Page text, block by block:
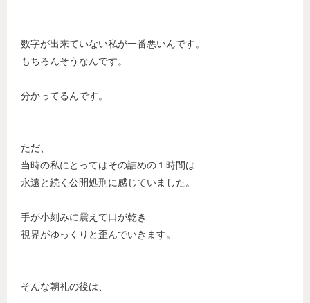
数字が出来ていない私が一番悪いんです。
もちろんそうなんです。
分かってるんです。
ただ、
当時の私にとってはその詰めの１時間は
永遠と続く公開処刑に感じていました。
手が小刻みに震えて口が乾き
視界がゆっくりと歪んでいきます。
そんな朝礼の後は、